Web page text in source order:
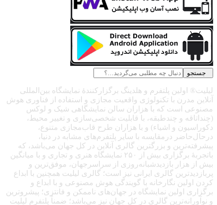
جستجو
لیلیت® اولین پلتفرم و هلدینگ برگزارکنندهٔ نمایشگاه بین‌المللی
آنلاین مدرن با تکنولوژی واقعیت مجازی و استفاده از فناوری هوش
مصنوعی است که با هزاران سالن نمایشگاهی شیک و لوکس
(چنداتاقه و چندطبقه، با قابلیت شخصی‌سازی و تغییر محیط،
دکوراسیون و اشیاء) و با هزاران طرح قاب‌مجازی متنوع،
درحال‌حاضر درمقایسه با سایر پلتفرم‌های مشابه در دنیا،
پیشرفته‌ترین و بزرگترین گالری آنلاین در کل جهان می‌باشد، که
باتجربهٔ برگزاری بیش از ۲۵۰ نمایشگاه هنری و تجاری و با میانگین
بیش از هزار بازدیدشبانه‌روزی از سراسرجهان، موفق‌ترین و
پربازدیدترین گالری ایرانی نیز است؛ گالری لیلیت همچنین با ابداع
کردن اولین نگارخانه با گویندگی هوش مصنوعی و با ابداع و
برگزاری اولین نمایشگاه در جهان‌های ناممکن و فانتزی؛ پیشروترین
و نوآورانه‌ترین گالری در کل جهان نیز می‌باشد؛ ضمناً پلتفرم لیلیت